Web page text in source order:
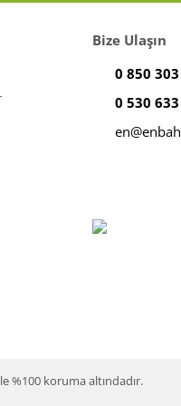
Bize Ulaşın
0 850
0 530
%100 koruma altındadır.